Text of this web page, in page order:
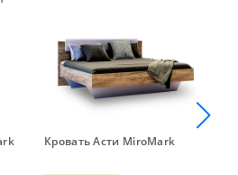
Кровать Асти MiroMark